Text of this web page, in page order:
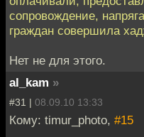
сопровождение,
граждан совершила
Нет не для этого.
al_kam »
#31 | 08.09.10 13:33
Кому: timur_photo, #15